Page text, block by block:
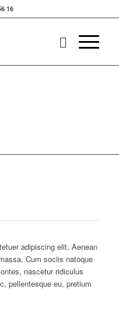
16
adipiscing elit. Aenean
Cum sociis natoque
nascetur ridiculus
pellentesque eu, pretium